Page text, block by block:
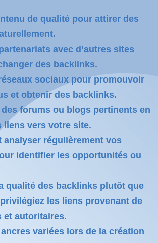
de qualité pour attirer des
avec d’autres sites
des backlinks.
sociaux pour promouvoir
et obtenir des backlinks.
forums ou blogs pertinents en
liens vers votre site.
analyser régulièrement vos
identifier les opportunités ou
qualité des backlinks plutôt que
les liens provenant de
et autoritaires.
variées lors de la création